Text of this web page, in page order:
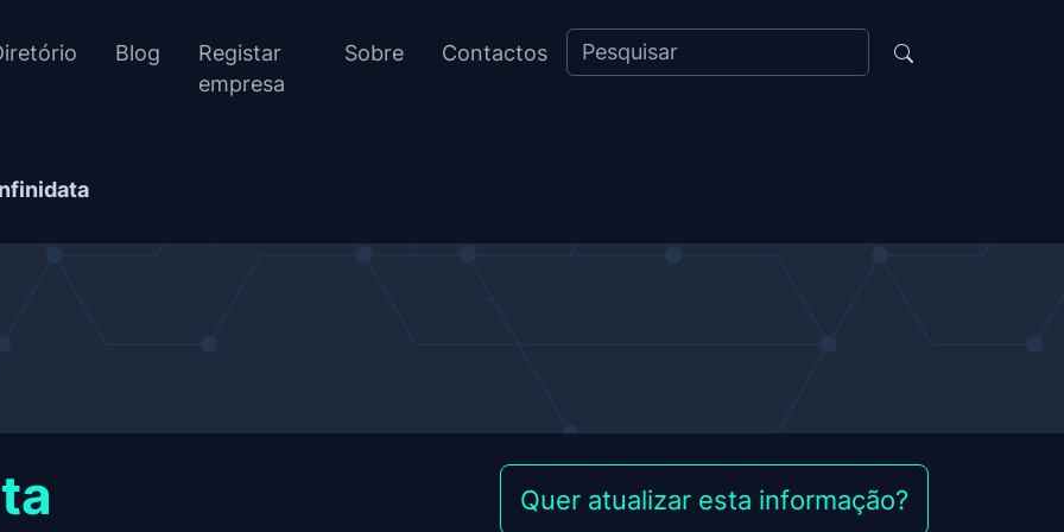
Blog
Registar
empresa
Sobre Contactos
Quer atualizar esta informação?